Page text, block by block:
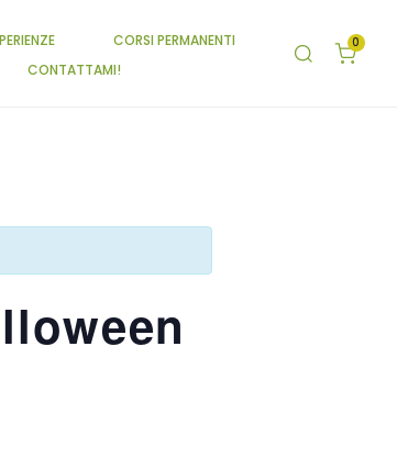
CORSI PERMANENTI
CONTATTAMI!
0